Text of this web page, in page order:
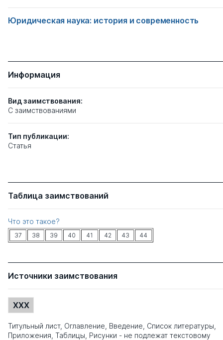
Юридическая наука: история и современность
Информация
Вид заимствования:
C заимствованиями
Тип публикации:
Статья
Таблица заимствований
Что это такое?
37 38 39 40 41 42 43 44
Источники заимствования
XXX
Титульный лист, Оглавление, Введение, Список литературы,
Приложения, Таблицы, Рисунки - не подлежат текстовому